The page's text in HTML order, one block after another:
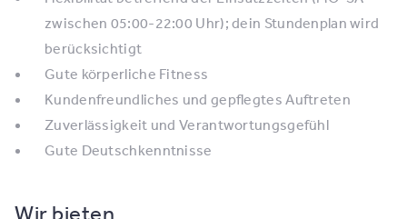
zwischen 05:00-22:00 Uhr); dein Stundenplan wird
berücksichtigt
Gute körperliche Fitness
Kundenfreundliches und gepflegtes Auftreten
Zuverlässigkeit und Verantwortungsgefühl
Gute Deutschkenntnisse
Wir bieten